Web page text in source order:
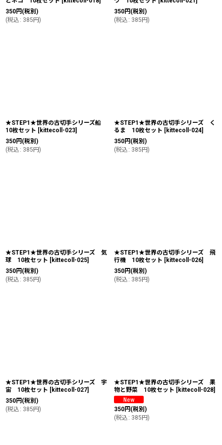
350円 (税別)
(税込 : 385円)
350円 (税別)
(税込 : 385円)
★STEP1★世界の古切手シリーズ船
10枚セット [kittecoll-023]
350円 (税別)
(税込 : 385円)
★STEP1★世界の古切手シリーズ く
るま 10枚セット [kittecoll-024]
350円 (税別)
(税込 : 385円)
★STEP1★世界の古切手シリーズ 気
球 10枚セット [kittecoll-025]
350円 (税別)
(税込 : 385円)
★STEP1★世界の古切手シリーズ 飛
行機 10枚セット [kittecoll-026]
350円 (税別)
(税込 : 385円)
★STEP1★世界の古切手シリーズ 宇
宙 10枚セット [kittecoll-027]
350円 (税別)
(税込 : 385円)
★STEP1★世界の古切手シリーズ 果
物と野菜 10枚セット [kittecoll-028]
350円 (税別)
(税込 : 385円)